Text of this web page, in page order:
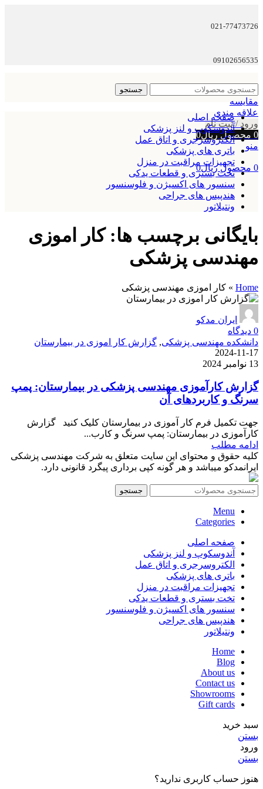
021-77473726
09102656535
جستجو
مقایسه
علاقه مندی
ورود / ثبت نام
0 محصول ریال0
منو
0 محصول ریال0
صفحه اصلی
آندوسکوپ و لنز پزشکی
الکتروسرجری و اتاق عمل
باتری های پزشکی
تجهیزات مراقبت در منزل
تخت بستری و قطعات یدکی
سنسور های اکسیژن و فلوسنسور
هندپیس های جراحی
ونتیلاتور
بایگانی برچسب ها: کار اموزی
مهندسی پزشکی
Home
» کار اموزی مهندسی پزشکی
ایران مدکو
0 دیدگاه
دانشکده مهندسی پزشکی, گزارش کار اموزی در بیمارستان
2024-11-17
13 نوامبر 2024
گزارش کارآموزی مهندسی پزشکی در بیمارستان: پمپ
سرنگ و کاربردهای آن
جهت تکمیل فرم کار آموزی در بیمارستان کلیک کنید گزارش
کارآموزی در بیمارستان: پمپ سرنگ و کارب...
ادامه مطلب
کلیه حقوق و محتوای این سایت متعلق به شرکت مهندسی پزشکی
ایرانمدکو میباشد و هر گونه کپی برداری پیگرد قانونی دارد.
جستجو
Menu
Categories
صفحه اصلی
آندوسکوپ و لنز پزشکی
الکتروسرجری و اتاق عمل
باتری های پزشکی
تجهیزات مراقبت در منزل
تخت بستری و قطعات یدکی
سنسور های اکسیژن و فلوسنسور
هندپیس های جراحی
ونتیلاتور
Home
Blog
About us
Contact us
Showrooms
Gift cards
سبد خرید
بستن
ورود
بستن
هنوز حساب کاربری ندارید؟